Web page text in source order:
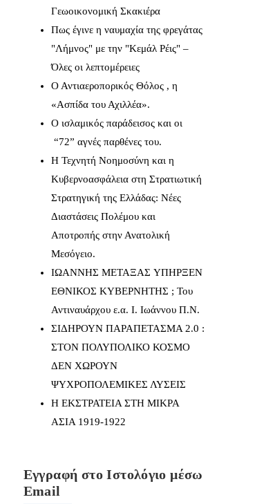
Γεωοικονομική Σκακιέρα
Πως έγινε η ναυμαχία της φρεγάτας
"Λήμνος" με την "Κεμάλ Ρέις" –
Όλες οι λεπτομέρειες
Ο Αντιαεροπορικός Θόλος , η
«Ασπίδα του Αχιλλέα».
Ο ισλαμικός παράδεισος και οι
“72” αγνές παρθένες του.
Η Τεχνητή Νοημοσύνη και η
Κυβερνοασφάλεια στη Στρατιωτική
Στρατηγική της Ελλάδας: Νέες
Διαστάσεις Πολέμου και
Αποτροπής στην Ανατολική
Μεσόγειο.
IΩΑΝΝΗΣ ΜΕΤΑΞΑΣ YΠΗΡΞΕΝ
ΕΘΝΙΚΟΣ ΚΥΒΕΡΝΗΤΗΣ ; Του
Αντιναυάρχου ε.α. Ι. Ιωάννου Π.Ν.
ΣΙΔΗΡΟΥΝ ΠΑΡΑΠΕΤΑΣΜΑ 2.0 :
ΣΤΟΝ ΠΟΛΥΠΟΛΙΚΟ ΚΟΣΜΟ
ΔΕΝ ΧΩΡΟΥΝ
ΨΥΧΡΟΠΟΛΕΜΙΚΕΣ ΛΥΣΕΙΣ
Η ΕΚΣΤΡΑΤΕΙΑ ΣΤΗ ΜΙΚΡΑ
ΑΣΙΑ 1919-1922
Εγγραφή στο Ιστολόγιο μέσω
Email